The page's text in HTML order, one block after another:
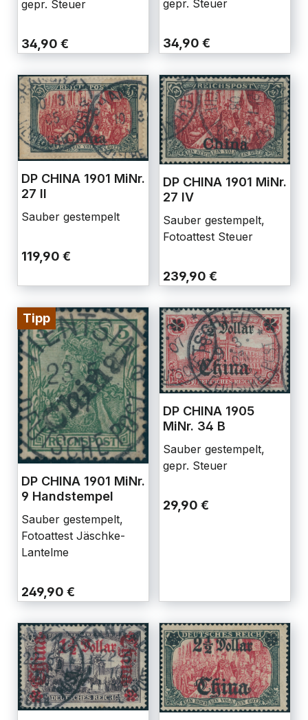
gepr. Steuer
34,90 €
gepr. Steuer
34,90 €
DP CHINA 1901 MiNr.
27 II
Sauber gestempelt
119,90 €
DP CHINA 1901 MiNr.
27 IV
Sauber gestempelt,
Fotoattest Steuer
239,90 €
Tipp
DP CHINA 1901 MiNr.
9 Handstempel
Sauber gestempelt,
Fotoattest Jäschke-
Lantelme
249,90 €
DP CHINA 1905
MiNr. 34 B
Sauber gestempelt,
gepr. Steuer
29,90 €